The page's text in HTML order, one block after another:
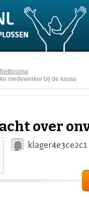
Nettorama
medewerker bij de kassa
over